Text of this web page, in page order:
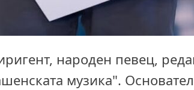
народен певец,
музика".